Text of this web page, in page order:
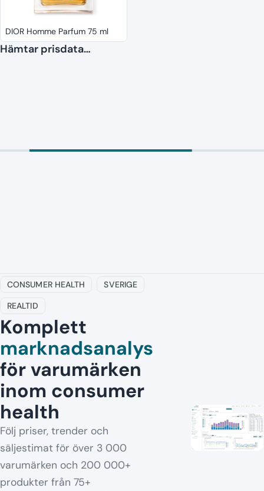
DIOR Homme Parfum 75 ml
Hämtar prisdata…
CONSUMER HEALTH
SVERIGE
REALTID
Komplett
marknadsanalys
för varumärken
inom consumer
health
Följ priser, trender och
säljestimat för över 3 000
varumärken och 200 000+
produkter från 75+